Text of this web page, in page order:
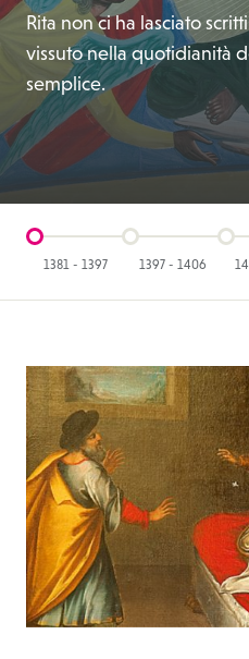
Rita non ci ha lasciato
vissuto nella quotidianità
semplice.
1381 - 1397 1397 - 1406